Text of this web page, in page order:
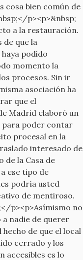
cosa bien común de
p><p>&nbsp;
a la restauración.
de que la
podido
momento la
procesos. Sin ir
asociación ha
que el
Madrid elaboró un
para poder contar
procesal en la
interesado de
de la Casa de
ese tipo de
podría usted
de mentiroso.
p><p>Asímismo no
a nadie de querer
de que el local
cerrado y los
accesibles es lo